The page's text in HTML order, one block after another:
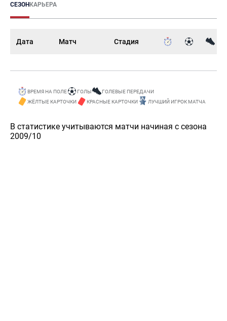
СЕЗОНКАРЬЕРА
Дата Матч Стадия
ВРЕМЯ НА ПОЛЕ ГОЛЫ
ГОЛЕВЫЕ ПЕРЕДАЧИ
ЖЁЛТЫЕ КАРТОЧКИ
КРАСНЫЕ КАРТОЧКИ ЛУЧШИЙ ИГРОК МАТЧА
В статистике учитываются матчи начиная с сезона
2009/10